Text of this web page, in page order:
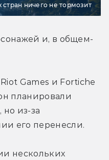
ничего не тормозит
и, в общем-
Games и Fortiche
планировали
из-за
его перенесли.
нескольких